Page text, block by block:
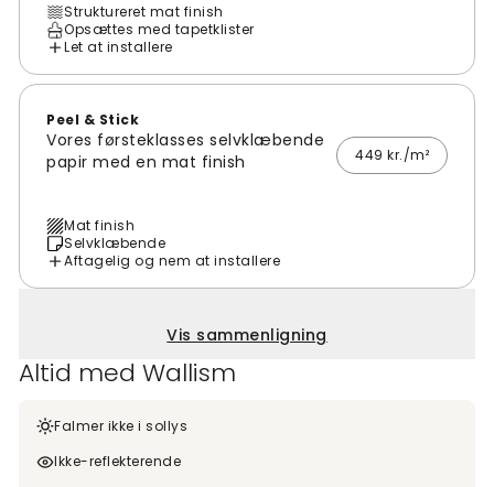
Struktureret mat finish
Opsættes med tapetklister
Let at installere
Peel & Stick
Vores førsteklasses selvklæbende
papir med en mat finish
449 kr./m²
Mat finish
Selvklæbende
Aftagelig og nem at installere
Vis sammenligning
Altid med Wallism
Falmer ikke i sollys
Ikke-reflekterende